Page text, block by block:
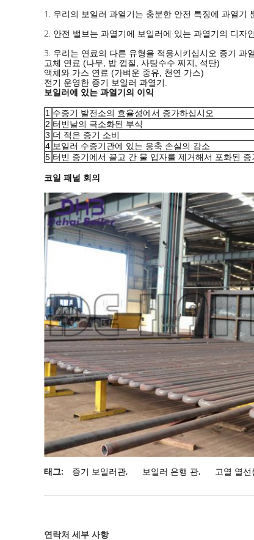
1. 우리의 보일러 과열기는 충분한 안전 특징에 과열기
2. 안전 밸브는 과열기에 보일러에 있는 과열기의 디자
3. 우리는 연료의 다른 유형을 적응시키십시오 증기 과
고체 연료 (나무, 밥 껍질, 사탕수수 찌지, 석탄)
액체와 가스 연료 (가벼운 중유, 천연 가스)
전기 운영한 증기 보일러 과열기.
보일러에 있는 과열기의 이익
1 수증기 발전소의 효율성에서 증가하십시오
2 터빈날의 극소화된 부식
3 더 적은 증기 소비
4 보일러 수증기관에 있는 응축 손실의 감소
5 터빈 증기에서 끌고 간 물 입자를 제거해서 포화된
코일 패널 회의
태그: 증기 보일러관, 보일러 은행 관, 고열 열선
연락처 세부 사항